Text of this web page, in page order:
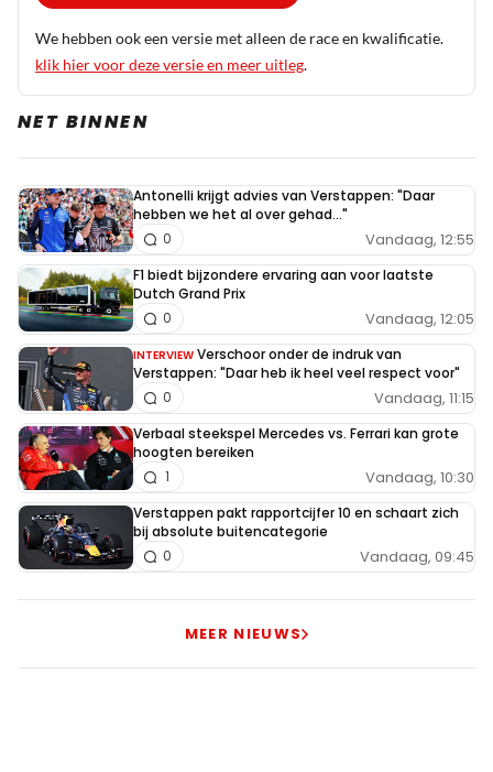
voorhand al voorspellen. Forcing another drivers of track.
Dat mag georgina doen. Dat je zoiets niet kan afdoen in
ruim 30 ronden is helemaal triest.
31 augustus 2025 19:00
Nou eerlijk gezegd haalde LEC buiten de baan in, ging
met 4 wielen door het grind, dus komt LEC in dit
geval goed weg ben geen fan van RUS, maar hier kon
hij niks aan doen, hij hoeft toch niet naar rechts te
sturen om LEC vrijbaan te geven? Er was geen gat,
het gat wat LEC zag was door het grind!
Dit bericht is aangepast op:
Whammes
31 augustus 2025 20:14
Leclerc zat er volgens de regels voldoende naast
om recht te hebben op ruimte. Dat Russell
Leclerc dan buiten de baan mag drukken vind ik
We hebben ook een versie met alleen de race en kwalificatie.
klik hier voor deze versie en meer uitleg.
NET BINNEN
Antonelli krijgt advies van Verstappen: "Daar
hebben we het al over gehad..."
Vandaag, 12:55
0
F1 biedt bijzondere ervaring aan voor laatste
Dutch Grand Prix
Vandaag, 12:05
0
INTERVIEW Verschoor onder de indruk van
Verstappen: "Daar heb ik heel veel respect voor"
Vandaag, 11:15
0
Verbaal steekspel Mercedes vs. Ferrari kan grote
hoogten bereiken
Vandaag, 10:30
1
Verstappen pakt rapportcijfer 10 en schaart zich
bij absolute buitencategorie
Vandaag, 09:45
0
MEER NIEUWS